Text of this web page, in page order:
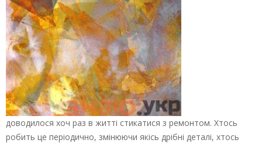
доводилося хоч раз в житті стикатися з ремонтом. Хтось
робить це періодично, змінюючи якісь дрібні деталі, хтось